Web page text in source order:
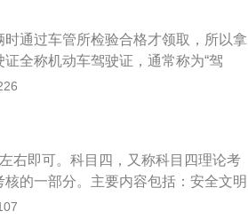
行退还押金。
。实习期的驾驶员开车，车后边要贴
醒目地方，让后车以及左右两边的车
习期开车上路，要保持良好的开车习
通过车管所检验合格才领取，所以拿
全称机动车驾驶证，通常称为“驾
的证照，是通过在“驾校”的培训和学
准驾车型、档案编号、有效起始日期
动车行驶证，行驶证是准予机动车在
路交通管理条例》第17条内容规
，领取号牌、行驶证，方准行驶。“即
机关——车管所检验合格并登记上牌，
右即可。科目四，又称科目四理论考
的一部分。主要内容包括：安全文明
的安全驾驶知识、爆胎等紧急情况下